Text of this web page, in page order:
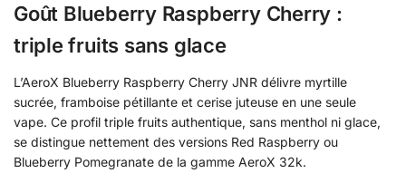
Goût Blueberry Raspberry Cherry :
triple fruits sans glace
L’AeroX Blueberry Raspberry Cherry JNR délivre myrtille
sucrée, framboise pétillante et cerise juteuse en une seule
vape. Ce profil triple fruits authentique, sans menthol ni glace,
se distingue nettement des versions Red Raspberry ou
Blueberry Pomegranate de la gamme AeroX 32k.